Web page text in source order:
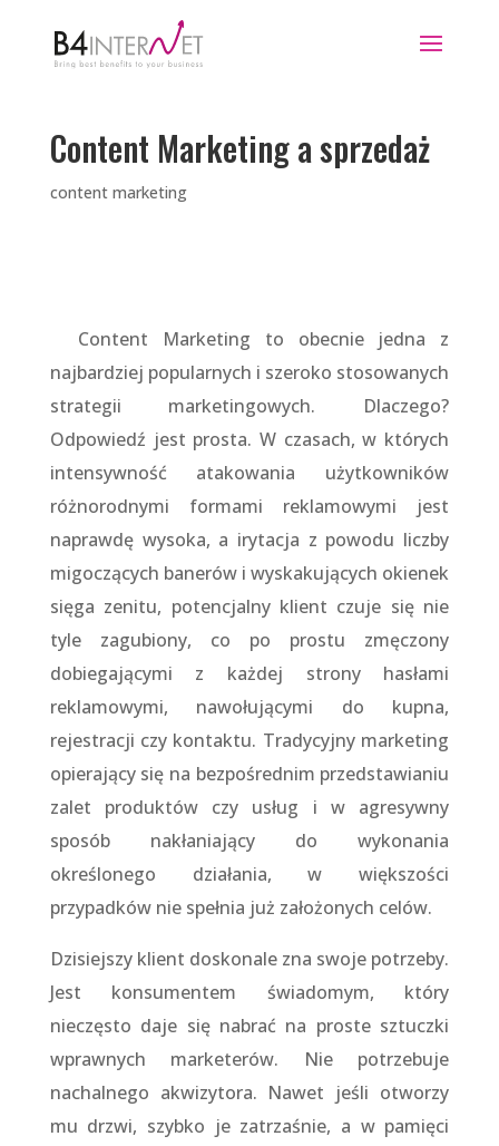
Content Marketing a sprzedaż
content marketing
Content Marketing to obecnie jedna z
najbardziej popularnych i szeroko stosowanych
strategii marketingowych. Dlaczego?
Odpowiedź jest prosta. W czasach, w których
intensywność atakowania użytkowników
różnorodnymi formami reklamowymi jest
naprawdę wysoka, a irytacja z powodu liczby
migoczących banerów i wyskakujących okienek
sięga zenitu, potencjalny klient czuje się nie
tyle zagubiony, co po prostu zmęczony
dobiegającymi z każdej strony hasłami
reklamowymi, nawołującymi do kupna,
rejestracji czy kontaktu. Tradycyjny marketing
opierający się na bezpośrednim przedstawianiu
zalet produktów czy usług i w agresywny
sposób nakłaniający do wykonania
określonego działania, w większości
przypadków nie spełnia już założonych celów.
Dzisiejszy klient doskonale zna swoje potrzeby.
Jest konsumentem świadomym, który
nieczęsto daje się nabrać na proste sztuczki
wprawnych marketerów. Nie potrzebuje
nachalnego akwizytora. Nawet jeśli otworzy
mu drzwi, szybko je zatrzaśnie, a w pamięci